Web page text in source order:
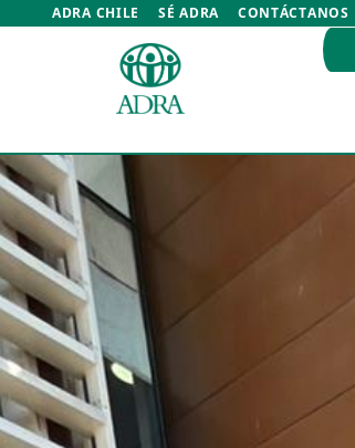
ADRA CHILE SÉ ADRA CONTÁCTANOS